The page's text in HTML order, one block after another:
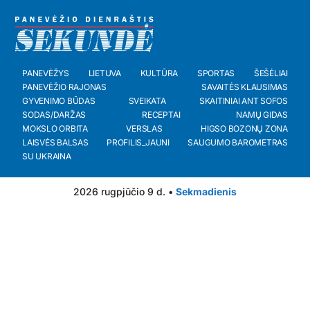
PANEVĖŽYS LIETUVA KULTŪRA SPORTAS
ŠEŠĖLIAI
PANEVĖŽIO RAJONAS
SAVAITĖS KLAUSIMAS
GYVENIMO BŪDAS
SVEIKATA
SKAITINIAI ANT SOFOS
SODAS/DARŽAS
RECEPTAI
NAMŲ GIDAS
MOKSLO ORBITA
VERSLAS
HIGSO BOZONŲ ZONA
LAISVĖS BALSAS
PROFILIS_JAUNI
SAUGUMO BAROMETRAS
SU UKRAINA
2026 rugpjūčio 9 d. • Sekmadienis